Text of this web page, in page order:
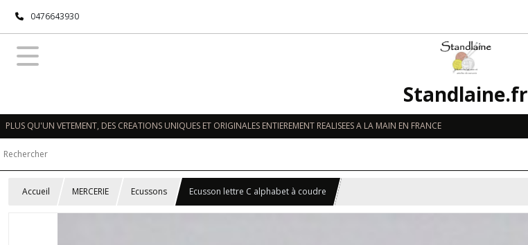
0476643930
Standlaine.fr
PLUS QU'UN VETEMENT, DES CREATIONS UNIQUES ET ORIGINALES ENTIEREMENT REALISEES A LA MAIN EN FRANCE
Accueil MERCERIE Ecussons Ecusson lettre C alphabet à coudre